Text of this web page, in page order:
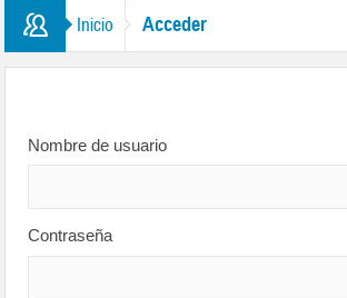
Inicio Acceder
Nombre de usuario
Contraseña